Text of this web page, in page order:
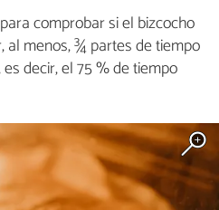
comprobar si el bizcocho
al menos, ¾ partes de tiempo
decir, el 75 % de tiempo